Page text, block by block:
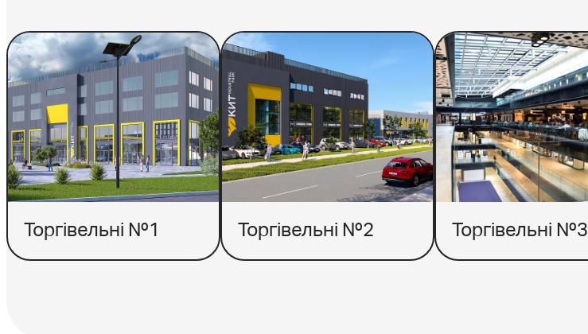
Торгівельні №1 Торгівельні №2 Торгівельні №3